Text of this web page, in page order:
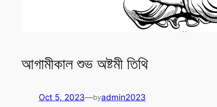
আগামীকাল শুভ অষ্টমী তিথি
Oct 5, 2023—byadmin2023